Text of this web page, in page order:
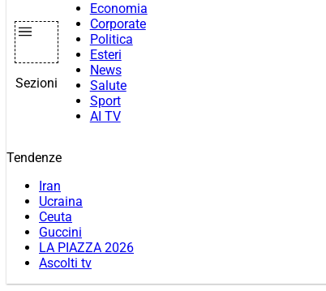
Sezioni
Economia
Corporate
Politica
Esteri
News
Salute
Sport
AI TV
Tendenze
Iran
Ucraina
Ceuta
Guccini
LA PIAZZA 2026
Ascolti tv